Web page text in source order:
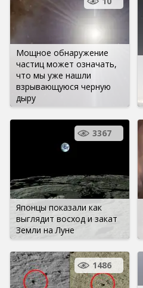
Мощное обнаружение
частиц может означать,
что мы уже нашли
взрывающуюся черную
дыру
Японцы показали как
выглядит восход и закат
Земли на Луне
3367
1486